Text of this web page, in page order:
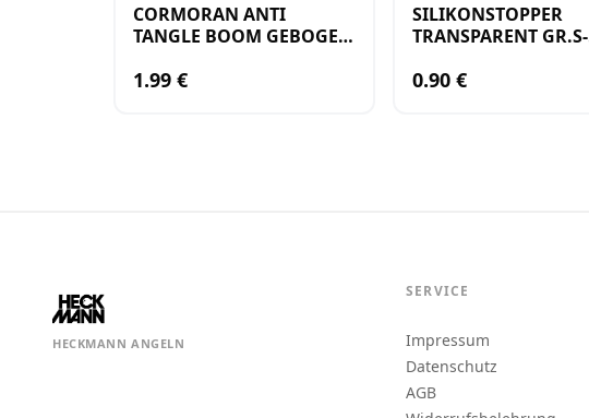
CORMORAN ANTI
TANGLE BOOM GEBOGEN
1.99 €
SILIKONSTOPPER
TRANSPARENT GR.S-
0.90 €
HECKMANN ANGELN
SERVICE
Impressum
Datenschutz
AGB